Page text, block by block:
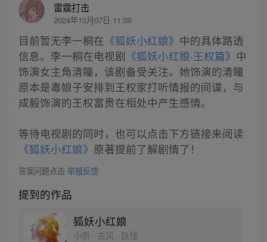
雷霆打击
2024年10月07日 11:09
目前暂无李一桐在 《狐妖小红娘》 中的具体路透
信息。李一桐在电视剧 《狐妖小红娘·王权篇》 中
饰演女主角清瞳，该剧备受关注。她饰演的清瞳
原本是毒娘子安排到王权家打听情报的间谍，与
成毅饰演的王权富贵在相处中产生感情。
等待电视剧的同时，也可以点击下方链接来阅读
《狐妖小红娘》 原著提前了解剧情了！
答案问题点击 举报反馈
提到的作品
狐妖小红娘
小新 · 古风 · 妖怪